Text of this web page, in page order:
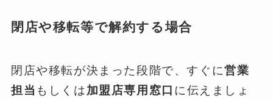
閉店や移転等で解約する場合
閉店や移転が決まった段階で、すぐに営業
担当 もしくは加盟店専用窓口 に伝えましょ